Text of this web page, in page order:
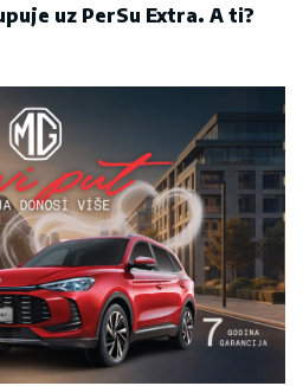
uz PerSu Extra. A ti?